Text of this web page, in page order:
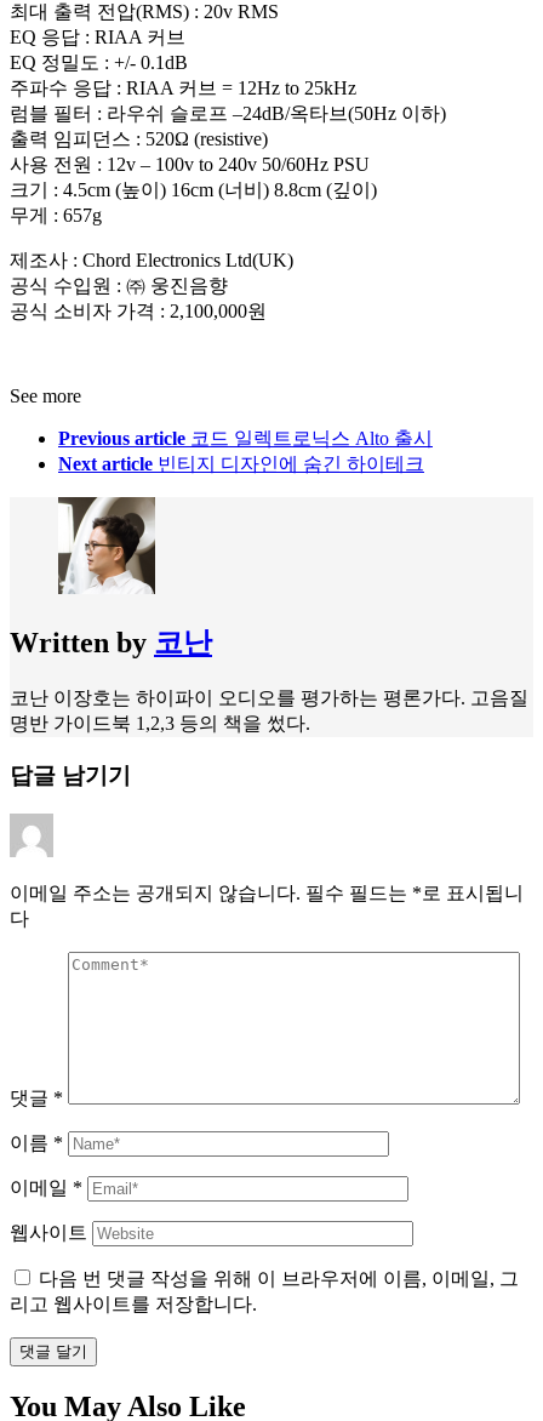
최대 출력 전압(RMS) : 20v RMS
EQ 응답 : RIAA 커브
EQ 정밀도 : +/- 0.1dB
주파수 응답 : RIAA 커브 = 12Hz to 25kHz
럼블 필터 : 라우쉬 슬로프 –24dB/옥타브(50Hz 이하)
출력 임피던스 : 520Ω (resistive)
사용 전원 : 12v – 100v to 240v 50/60Hz PSU
크기 : 4.5cm (높이) 16cm (너비) 8.8cm (깊이)
무게 : 657g
제조사 : Chord Electronics Ltd(UK)
공식 수입원 : ㈜ 웅진음향
공식 소비자 가격 : 2,100,000원
See more
Previous article 코드 일렉트로닉스 Alto 출시
Next article 빈티지 디자인에 숨긴 하이테크
Written by 코난
코난 이장호는 하이파이 오디오를 평가하는 평론가다. 고음질
명반 가이드북 1,2,3 등의 책을 썼다.
답글 남기기
이메일 주소는 공개되지 않습니다. 필수 필드는 *로 표시됩니
다
댓글 *
이름 *
이메일 *
웹사이트
다음 번 댓글 작성을 위해 이 브라우저에 이름, 이메일, 그
리고 웹사이트를 저장합니다.
댓글 달기
You May Also Like